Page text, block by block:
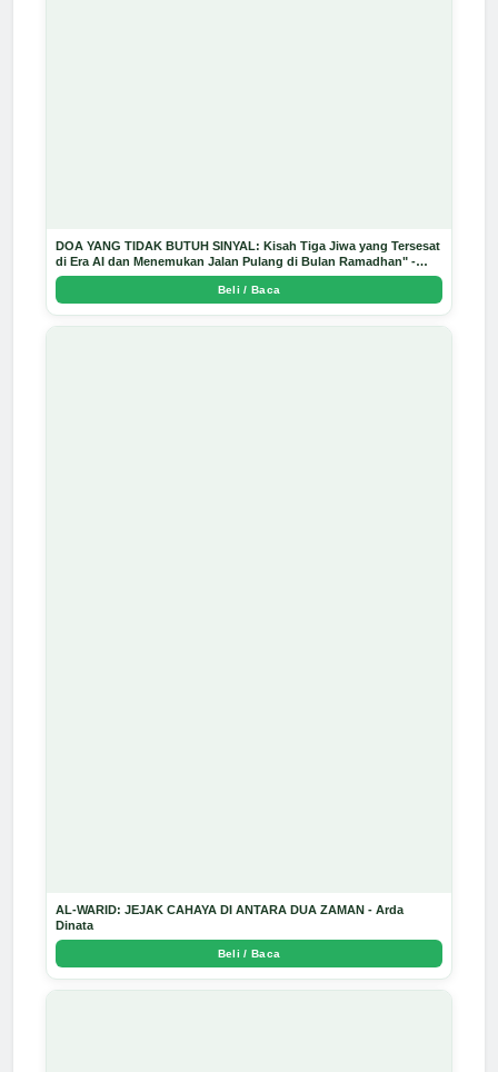
DOA YANG TIDAK BUTUH SINYAL: Kisah Tiga Jiwa yang Tersesat
di Era AI dan Menemukan Jalan Pulang di Bulan Ramadhan" -
Arda Dinata
Beli / Baca
AL-WARID: JEJAK CAHAYA DI ANTARA DUA ZAMAN - Arda
Dinata
Beli / Baca